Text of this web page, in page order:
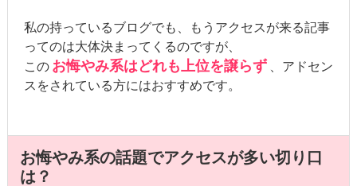
私の持っているブログでも、もうアクセスが来る記事
ってのは大体決まってくるのですが、
この お悔やみ系はどれも上位を譲らず
、アドセン
スをされている方にはおすすめです。
お悔やみ系の話題でアクセスが多い切り口
は？